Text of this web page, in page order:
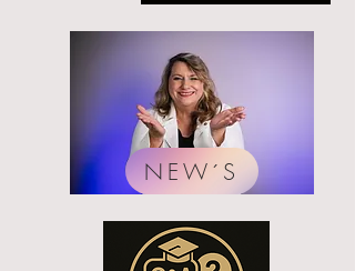
NEW´S